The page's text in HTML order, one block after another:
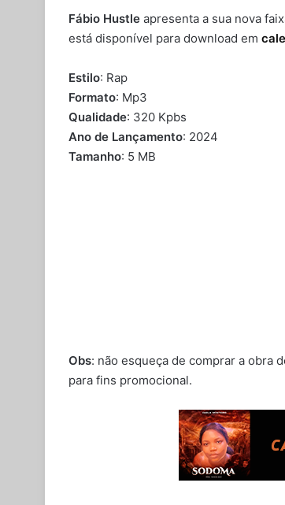
Fábio Hustle apresenta a sua nova
está disponível para download em
Estilo: Rap
Formato: Mp3
Qualidade: 320 Kpbs
Ano de Lançamento: 2024
Tamanho: 5 MB
Obs: não esqueça de comprar a obra
para fins promocional.